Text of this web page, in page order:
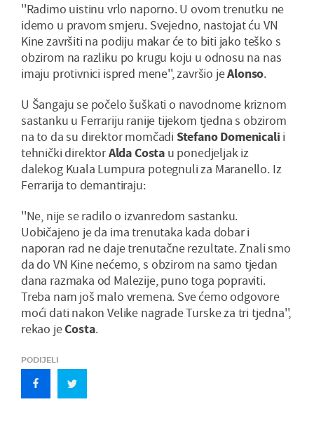
''Radimo uistinu vrlo naporno. U ovom trenutku ne
idemo u pravom smjeru. Svejedno, nastojat ću VN
Kine završiti na podiju makar će to biti jako teško s
obzirom na razliku po krugu koju u odnosu na nas
imaju protivnici ispred mene'', završio jeAlonso.
U Šangaju se počelo šuškati o navodnome kriznom
sastanku u Ferrariju ranije tijekom tjedna s obzirom
na to da su direktor momčadi Stefano Domenicali i
tehnički direktorAlda Costau ponedjeljak iz
dalekog Kuala Lumpura potegnuli za Maranello. Iz
Ferrarija to demantiraju:
''Ne, nije se radilo o izvanredom sastanku.
Uobičajeno je da ima trenutaka kada dobar i
naporan rad ne daje trenutačne rezultate. Znali smo
da do VN Kine nećemo, s obzirom na samo tjedan
dana razmaka od Malezije, puno toga popraviti.
Treba nam još malo vremena. Sve ćemo odgovore
moći dati nakon Velike nagrade Turske za tri tjedna'',
rekao jeCosta.
PODIJELI